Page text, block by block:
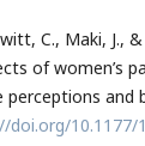
C., Maki, J.,
of women’s
and
doi.org/10.1177/